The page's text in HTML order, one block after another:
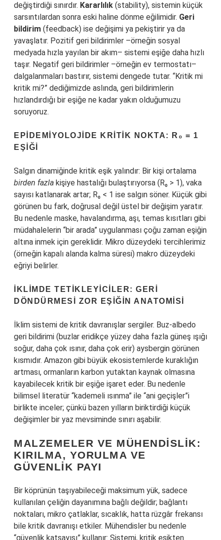
değiştirdiği sınırdır. Kararlılık (stability), sistemin küçük
sarsıntılardan sonra eski haline dönme eğilimidir. Geri
bildirim (feedback) ise değişimi ya pekiştirir ya da
yavaşlatır. Pozitif geri bildirimler –örneğin sosyal
medyada hızla yayılan bir akım– sistemi eşiğe daha hızlı
taşır. Negatif geri bildirimler –örneğin ev termostatı–
dalgalanmaları bastırır, sistemi dengede tutar. “Kritik mi
kritik mi?” dediğimizde aslında, geri bildirimlerin
hızlandırdığı bir eşiğe ne kadar yakın olduğumuzu
soruyoruz.
EPIDEMIYOLOJIDE KRITIK NOKTA: R₀ = 1
EŞIĞI
Salgın dinamiğinde kritik eşik yalındır: Bir kişi ortalama
birden fazla kişiye hastalığı bulaştırıyorsa (R₀ > 1), vaka
sayısı katlanarak artar; R₀ < 1 ise salgın söner. Küçük gibi
görünen bu fark, doğrusal değil üstel bir değişim yaratır.
Bu nedenle maske, havalandırma, aşı, temas kısıtları gibi
müdahalelerin “bir arada” uygulanması çoğu zaman eşiğin
altına inmek için gereklidir. Mikro düzeydeki tercihlerimiz
(örneğin kapalı alanda kalma süresi) makro düzeydeki
eğriyi belirler.
İKLIMDE TETIKLEYICILER: GERI
DÖNDÜRMESI ZOR EŞIĞIN ANATOMISI
İklim sistemi de kritik davranışlar sergiler. Buz-albedo
geri bildirimi (buzlar eridikçe yüzey daha fazla güneş ışığı
soğur, daha çok ısınır, daha çok erir) aysbergin görünen
kısmıdır. Amazon gibi büyük ekosistemlerde kuraklığın
artması, ormanların karbon yutaktan kaynak olmasına
kayabilecek kritik bir eşiğe işaret eder. Bu nedenle
bilimsel literatür “kademeli ısınma” ile “ani geçişler”i
birlikte inceler; çünkü bazen yılların biriktirdiği küçük
değişimler bir yaz mevsiminde sınırı aşabilir.
MALZEMELER VE MÜHENDISLIK:
KIRILMA, YORULMA VE
GÜVENLIK PAYI
Bir köprünün taşıyabileceği maksimum yük, sadece
kullanılan çeliğin dayanımına bağlı değildir; bağlantı
noktaları, mikro çatlaklar, sıcaklık, hatta rüzgâr frekansı
bile kritik davranışı etkiler. Mühendisler bu nedenle
“güvenlik katsayısı” kullanır: Sistemi, kritik eşikten